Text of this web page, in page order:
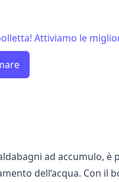
Attiviamo le
ad accumulo, è
dell’acqua. Con il